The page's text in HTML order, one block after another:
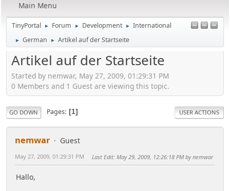
Main Menu
TinyPortal ► Forum ► Development ► International
► German ► Artikel auf der Startseite
Artikel auf der Startseite
Started by nemwar, May 27, 2009, 01:29:31 PM
0 Members and 1 Guest are viewing this topic.
GO DOWN Pages 1 USER ACTIONS
nemwar Guest
May 27, 2009, 01:29:31 PM Last Edit: May 29, 2009, 12:26:18 PM by nemwar
Hallo,